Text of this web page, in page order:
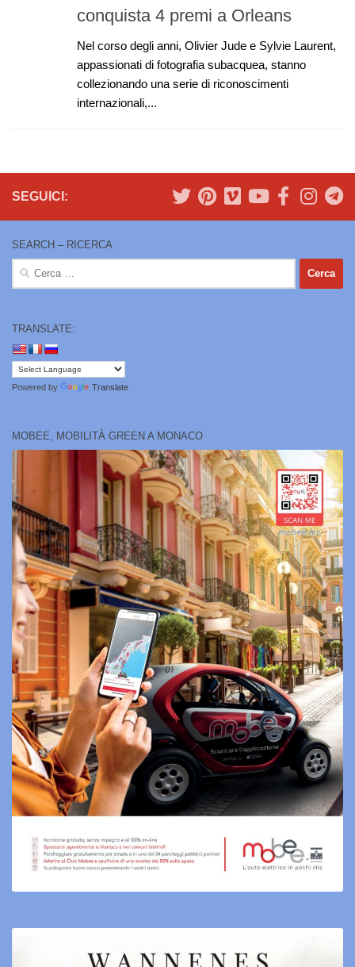
conquista 4 premi a Orleans
Nel corso degli anni, Olivier Jude e Sylvie Laurent,
appassionati di fotografia subacquea, stanno
collezionando una serie di riconoscimenti
internazionali,...
SEGUICI:
SEARCH – RICERCA
Ricerca
TRANSLATE:
Powered by Translate
MOBEE, MOBILITÀ GREEN A MONACO